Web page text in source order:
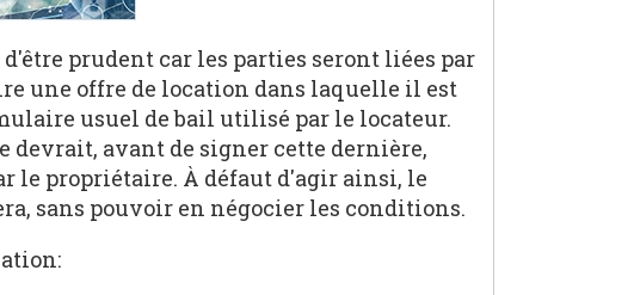
prudent car les parties seront liées par
une offre de location dans laquelle il est
usuel de bail utilisé par le locateur.
devrait, avant de signer cette dernière,
le propriétaire. À défaut d'agir ainsi, le
sans pouvoir en négocier les conditions.